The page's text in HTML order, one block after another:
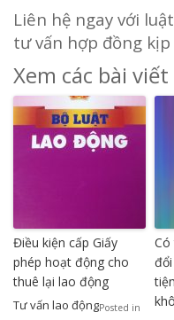
Liên hệ ngay với
tư vấn hợp đồng
Xem các bài
Điều kiện cấp Giấy
phép hoạt động cho
thuê lại lao động
Posted in
Tư vấn lao động